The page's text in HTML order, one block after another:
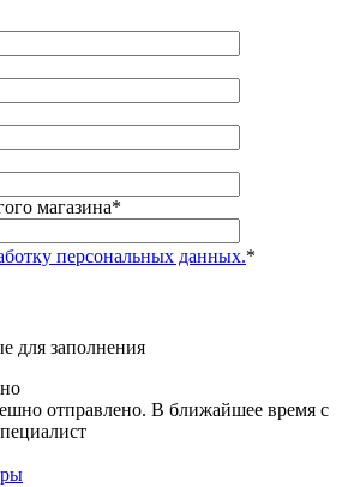
магазина*
персональных данных.*
для заполнения
отправлено. В ближайшее время с